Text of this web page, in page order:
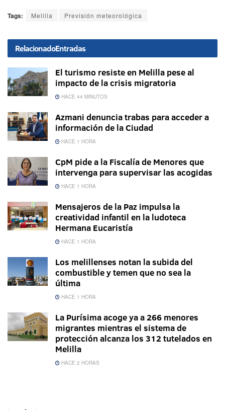
Tags: Melilla Previsión meteorológica
RelacionadoEntradas
El turismo resiste en Melilla pese al
impacto de la crisis migratoria
HACE 44 MINUTOS
Azmani denuncia trabas para acceder a
información de la Ciudad
HACE 1 HORA
CpM pide a la Fiscalía de Menores que
intervenga para supervisar las acogidas
HACE 1 HORA
Mensajeros de la Paz impulsa la
creatividad infantil en la ludoteca
Hermana Eucaristía
HACE 1 HORA
Los melillenses notan la subida del
combustible y temen que no sea la
última
HACE 1 HORA
La Purísima acoge ya a 266 menores
migrantes mientras el sistema de
protección alcanza los 312 tutelados en
Melilla
HACE 2 HORAS